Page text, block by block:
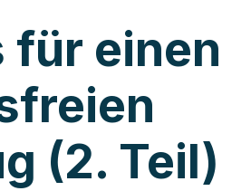
für einen
(2. Teil)